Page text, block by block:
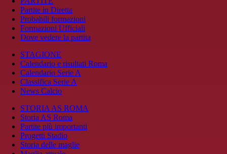
Partite in Diretta
Probabili formazioni
Formazioni Ufficiali
Dove vedere la partita
STAGIONE
Calendario e risultati Roma
Calendario Serie A
Classifica Serie A
News Calcio
STORIA AS ROMA
Storia AS Roma
Partite più importanti
Progetti Stadio
Storia delle maglie